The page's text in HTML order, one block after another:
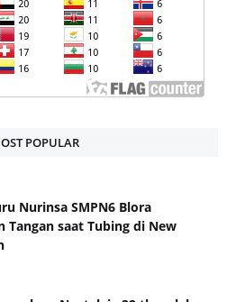
POPULAR
Nurinsa SMPN6 Blora
Tangan saat Tubing di New